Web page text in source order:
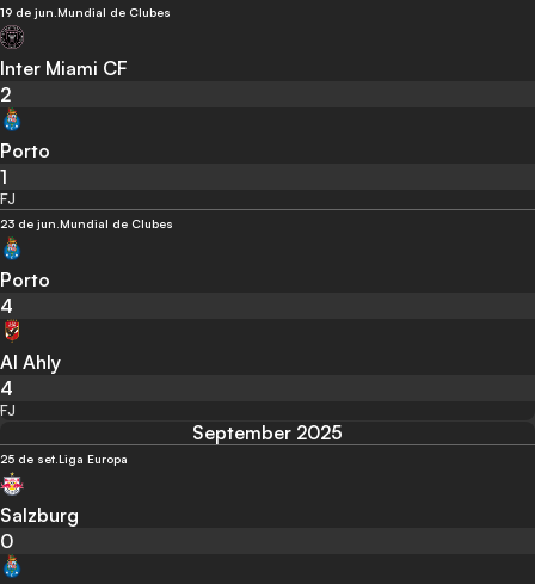
19 de jun. Mundial de Clubes
Inter Miami CF
2
Porto
1
FJ
23 de jun. Mundial de Clubes
Porto
4
Al Ahly
4
FJ
September 2025
25 de set. Liga Europa
Salzburg
0